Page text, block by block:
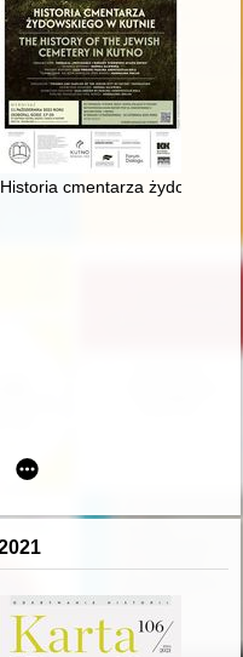
dołączeniem listów
Historia cmentarza
August Hlond (1881-